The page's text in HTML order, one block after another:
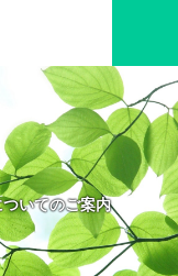
いてのご案内